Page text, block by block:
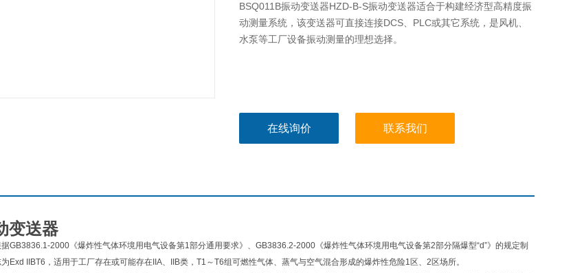
BSQ011B振动变送器HZD-B-S振动变送器适合于构建经济型高精度振
动测量系统，该变送器可直接连接DCS、PLC或其它系统，是风机、
水泵等工厂设备振动测量的理想选择。
在线询价 联系我们
变送器
GB3836.1-2000《爆炸性气体环境用电气设备第1部分通用要求》、GB3836.2-2000《爆炸性气体环境用电气设备第2部分隔爆型“d”》的规定制
Exd IIBT6，适用于工厂存在或可能存在IIA、IIB类，T1～T6组可燃性气体、蒸气与空气混合形成的爆炸性危险1区、2区场所。